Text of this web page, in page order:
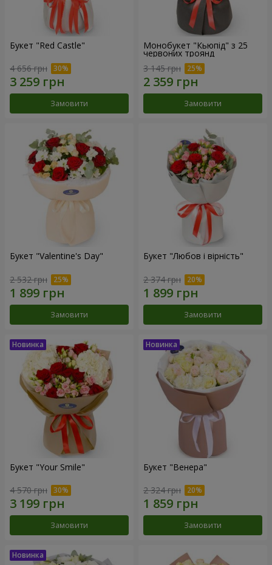
Букет "Red Castle"
4 656 грн
Замовити
Монобукет "Кьюпід" з 25
червоних троянд
3 145 грн
Замовити
Букет "Valentine's Day"
2 532 грн
Замовити
Букет "Любов і вірність"
2 374 грн
Замовити
Букет "Your Smile"
4 570 грн
Замовити
Букет "Венера"
2 324 грн
Замовити